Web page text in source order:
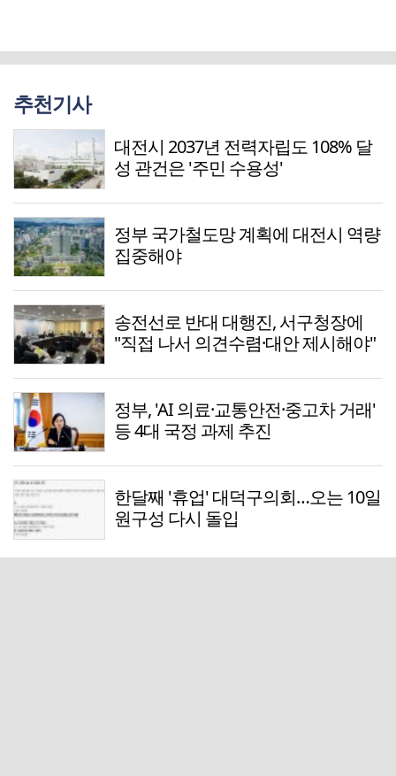
추천기사
대전시 2037년 전력자립도 108% 달
성 관건은 '주민 수용성'
정부 국가철도망 계획에 대전시 역량
집중해야
송전선로 반대 대행진, 서구청장에
"직접 나서 의견수렴·대안 제시해야"
정부, 'AI 의료·교통안전·중고차 거래'
등 4대 국정 과제 추진
한달째 '휴업' 대덕구의회…오는 10일
원구성 다시 돌입